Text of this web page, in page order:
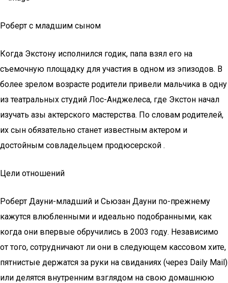
Роберт с младшим сыном
Когда Экстону исполнился годик, папа взял его на
съемочную площадку для участия в одном из эпизодов. В
более зрелом возрасте родители привели мальчика в одну
из театральных студий Лос-Анджелеса, где Экстон начал
изучать азы актерского мастерства. По словам родителей,
их сын обязательно станет известным актером и
достойным совладельцем продюсерской .
Цели отношений
Роберт Дауни-младший и Сьюзан Дауни по-прежнему
кажутся влюбленными и идеально подобранными, как
когда они впервые обручились в 2003 году. Независимо
от того, сотрудничают ли они в следующем кассовом хите,
пятнистые держатся за руки на свиданиях (через Daily Mail)
или делятся внутренним взглядом на свою домашнюю